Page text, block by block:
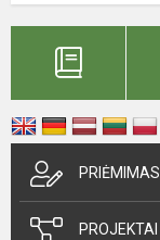
PROJEKTAI